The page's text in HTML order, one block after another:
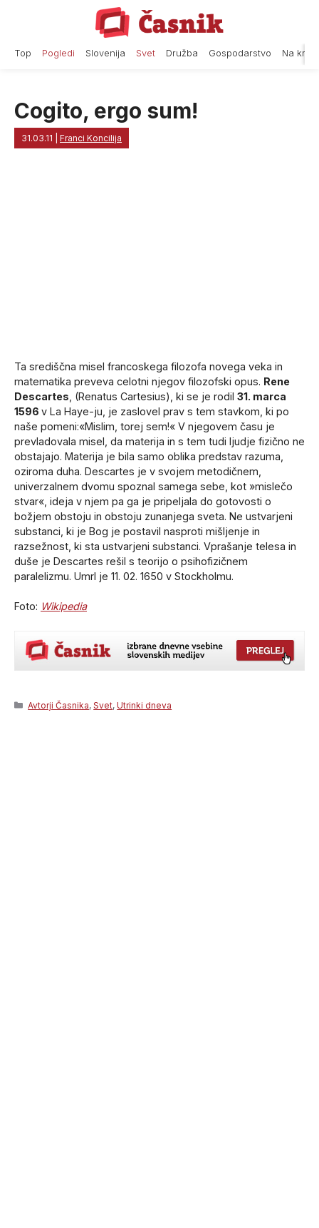
Top Pogledi Slovenija Svet Družba Gospodarstvo Na
Cogito, ergo sum!
31.03.11 Franci Koncilija
Ta središčna misel francoskega filozofa novega veka in
matematika preveva celotni njegov filozofski opus. Rene
Descartes , (Renatus Cartesius), ki se je rodil 31. marca
1596 v La Haye-ju, je zaslovel prav s tem stavkom, ki po
naše pomeni:«Mislim, torej sem!« V njegovem času je
prevladovala misel, da materija in s tem tudi ljudje fizično ne
obstajajo. Materija je bila samo oblika predstav razuma,
oziroma duha. Descartes je v svojem metodičnem,
univerzalnem dvomu spoznal samega sebe, kot »mislečo
stvar«, ideja v njem pa ga je pripeljala do gotovosti o
božjem obstoju in obstoju zunanjega sveta. Ne ustvarjeni
substanci, ki je Bog je postavil nasproti mišljenje in
razsežnost, ki sta ustvarjeni substanci. Vprašanje telesa in
duše je Descartes rešil s teorijo o psihofizičnem
paralelizmu. Umrl je 11. 02. 1650 v Stockholmu.
Foto: Wikipedia
Categories
Avtorji Časnika,Svet,Utrinki dneva